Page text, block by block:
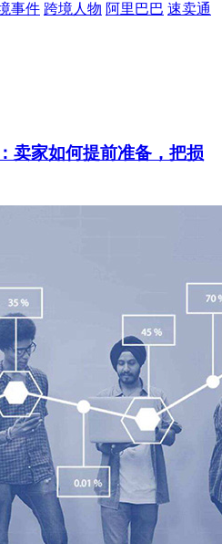
事件 跨境人物 阿里巴巴 速卖通
卖家如何提前准备，把损